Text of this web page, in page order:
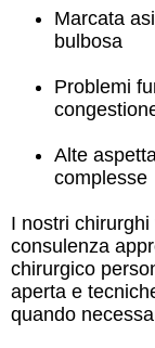
Marcata
bulbosa
Problemi
Alte
complesse
I nostri
consulenza
chirurgico
aperta e
quando